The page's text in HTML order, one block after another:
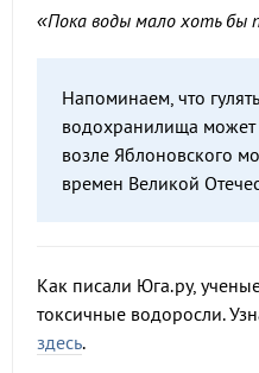
«Пока воды мало хоть бы
Напоминаем, что
водохранилища может
возле Яблоновского
времен Великой
Как писали Юга.ру,
токсичные водоросли.
здесь.